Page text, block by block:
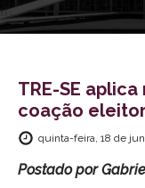
TRE-SE
coação
quinta-feira, 18 de
Postado por